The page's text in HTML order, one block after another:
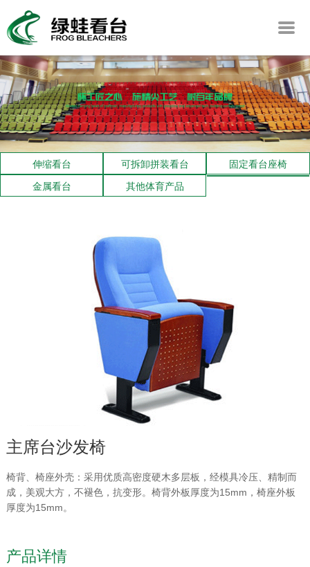
伸缩看台 可拆卸拼装看台
固定看台座椅
金属看台
其他体育产品
主席台沙发椅
椅背、椅座外壳：采用优质高密度硬木多层板，经模具冷压、精制而
成，美观大方，不褪色，抗变形。椅背外板厚度为15mm，椅座外板
厚度为15mm。
产品详情